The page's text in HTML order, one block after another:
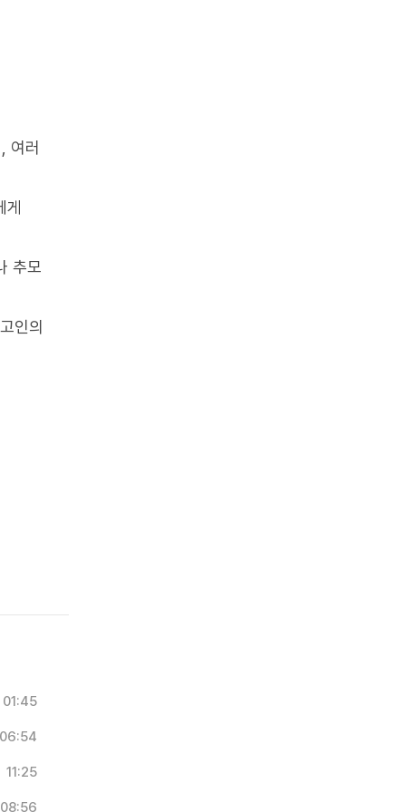
여러
추모
인의
01:45
06:54
11:25
08:56